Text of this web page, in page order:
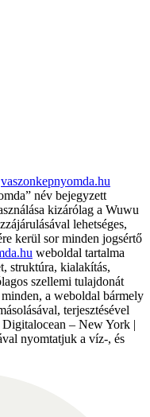
vaszonkepnyomda.hu
név bejegyzett
kizárólag a Wuwu
lehetséges,
kerül sor minden jogsértő
weboldal tartalma
struktúra, kialakítás,
szellemi tulajdonát
a weboldal bármely
terjesztésével
– New York |
nyomtatjuk a víz-, és